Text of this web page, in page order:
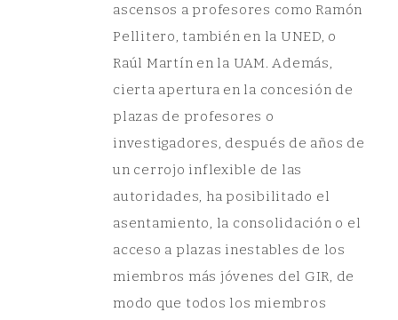
ascensos a profesores como Ramón
Pellitero, también en la UNED, o
Raúl Martín en la UAM. Además,
cierta apertura en la concesión de
plazas de profesores o
investigadores, después de años de
un cerrojo inflexible de las
autoridades, ha posibilitado el
asentamiento, la consolidación o el
acceso a plazas inestables de los
miembros más jóvenes del GIR, de
modo que todos los miembros